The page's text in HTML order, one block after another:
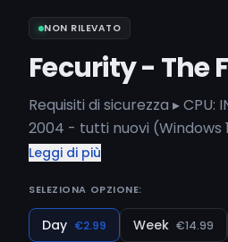
NON RILEVATO
Fecurity - The
Requisiti di sicurezza ▸ CPU:
2004 - tutti nuovi (Windows
ma è meglio usare la
Leggi di più
SELEZIONA OPZIONE:
Day €2.99 Week €14.99